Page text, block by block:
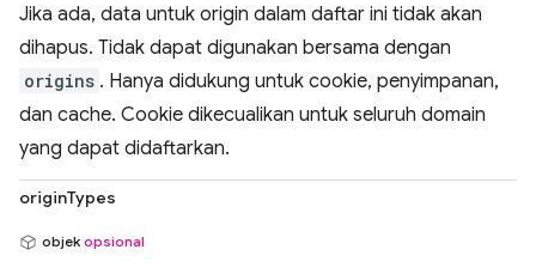
Jika ada, data untuk origin dalam daftar ini tidak akan
dihapus. Tidak dapat digunakan bersama dengan
origins . Hanya didukung untuk cookie, penyimpanan,
dan cache. Cookie dikecualikan untuk seluruh domain
yang dapat didaftarkan.
originTypes
objek opsional